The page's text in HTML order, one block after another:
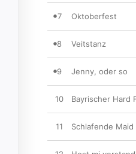
7 Oktoberfest
8 Veitstanz
9 Jenny, oder so
10 Bayrischer Hard
11 Schlafende Maid